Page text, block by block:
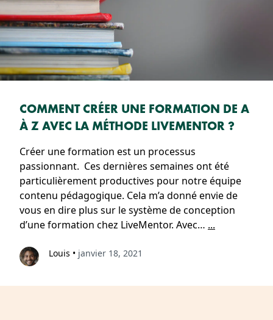
COMMENT CRÉER UNE FORMATION DE A
À Z AVEC LA MÉTHODE LIVEMENTOR ?
Créer une formation est un processus
passionnant. Ces dernières semaines ont été
particulièrement productives pour notre équipe
contenu pédagogique. Cela m’a donné envie de
vous en dire plus sur le système de conception
d’une formation chez LiveMentor. Avec… ...
Louis • janvier 18, 2021